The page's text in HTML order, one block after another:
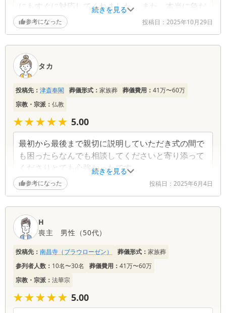
続きを見る
にもすぐに対応してくれました。 また、本当に急だ
ったので何も分からない状態だったのですがしっか
りと説明していただき色々な手続きも丁寧に教えて
くれました。 1番うれしかったのは、亡くなったあ
と病院から一度も家に連れて帰ってあげることがで
ず母はすごく後悔していたのですが事情を聞いた担
当の方が火葬場へ移動するときに家の前を通れるよ
うに手配してくれました。 感謝しかありません。
最初から最後まで本当に親身に対応していただきあ
りがとうございました。
参考になった 投稿日： 2025年10月29日
続きを見る
タカ
投稿先： 津斎奉閣 葬儀形式： 家族葬 葬儀費用： 41万〜60万
宗教・宗派： 仏教
★★★★★
★★★★★ 5.00
最初から最後まで親切に説明していただき式の間で
も困ったらなんでも相談してくださいと寄り添って
くださりとても心強かったです。
参考になった 投稿日： 2025年6月4日
H
喪主
男性 （50代）
投稿先： 南昌寺（ブラウローゼン） 葬儀形式： 家族葬
参列者人数： 10名〜30名 葬儀費用： 41万〜60万
宗教・宗派： 法華宗
★★★★★
★★★★★ 5.00